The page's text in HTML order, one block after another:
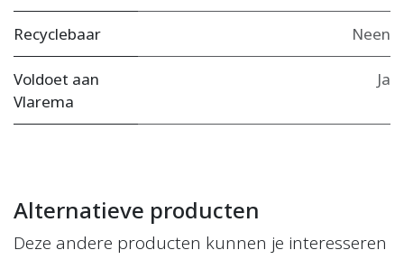
Recyclebaar Neen
Voldoet aan
Vlarema
Ja
Alternatieve producten
Deze andere producten kunnen je interesseren